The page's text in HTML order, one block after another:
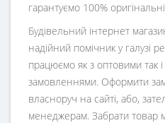
гарантуємо 100%
Будівельний інтернет
надійний помічник у галузі
працюємо як з оптовими так
замовленнями. Оформити
власноруч на сайті, або,
менеджерам. Забрати товар